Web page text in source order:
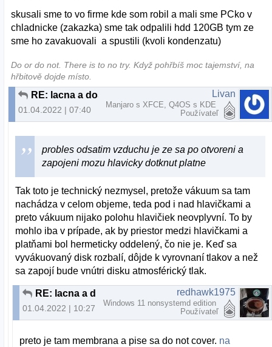
skusali sme to vo firme kde som robil a mali sme PCko v
chladnicke (zakazka) sme tak odpalili hdd 120GB tym ze
sme ho zavakuovali a spustili (kvoli kondenzatu)
Do or do not. There is to no try.​ Když pohřbíš moc tajemství, na
hřbitově dojde místo.
01.04.2022 | 07:40
Livan
Manjaro s XFCE, Q4OS s KDE
Používateľ
probles odsatim vzduchu je ze sa po otvoreni a
zapojeni mozu hlavicky dotknut platne
Tak toto je technický nezmysel, pretože vákuum sa tam
nachádza v celom objeme, teda pod i nad hlavičkami a
preto vákuum nijako polohu hlavičiek neovplyvní. To by
mohlo iba v prípade, ak by priestor medzi hlavičkami a
platňami bol hermeticky oddelený, čo nie je. Keď sa
vyvákuovaný disk rozbalí, dôjde k vyrovnaní tlakov a než
sa zapojí bude vnútri disku atmosférický tlak.
01.04.2022 | 10:27
redhawk1975
Windows 11 nonsystemd edition
Používateľ
preto je tam membrana a pise sa do not cover. na